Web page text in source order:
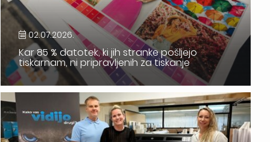
02.07.2026.
Kar 85 % datotek, ki jih stranke pošljejo
tiskarnam, ni pripravljenih za tiskanje